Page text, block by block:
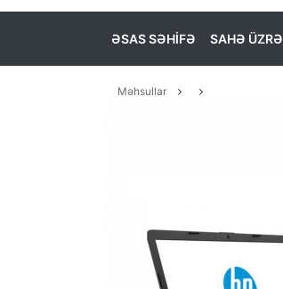
ƏSAS SƏHİFƏ SAHƏ ÜZRƏ
Məhsullar